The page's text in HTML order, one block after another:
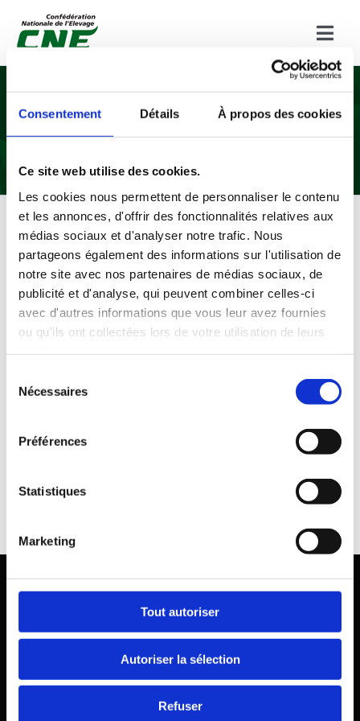
Consentement Détails À propos des cookies
Ce site web utilise des cookies.
Les cookies nous permettent de personnaliser le contenu
et les annonces, d'offrir des fonctionnalités relatives aux
médias sociaux et d'analyser notre trafic. Nous
partageons également des informations sur l'utilisation de
notre site avec nos partenaires de médias sociaux, de
publicité et d'analyse, qui peuvent combiner celles-ci
avec d'autres informations que vous leur avez fournies
ou qu'ils ont collectées lors de votre utilisation de leurs
Nécessaires
Préférences
Statistiques
Marketing
Tout autoriser
Autoriser la sélection
Refuser
contenu
Campagne de communication
Services rendus par l’élevage ruminants
Nos publications
Devenir élveur(se) de ruminants
L’évaluation de la
performance
agroécologique
“ L’élevage de ruminants français associe
agroécologie, productivité et valeurs humaines. ”
149, rue de Bercy – 75595 Paris Cx 12
contact@cne.asso.fr